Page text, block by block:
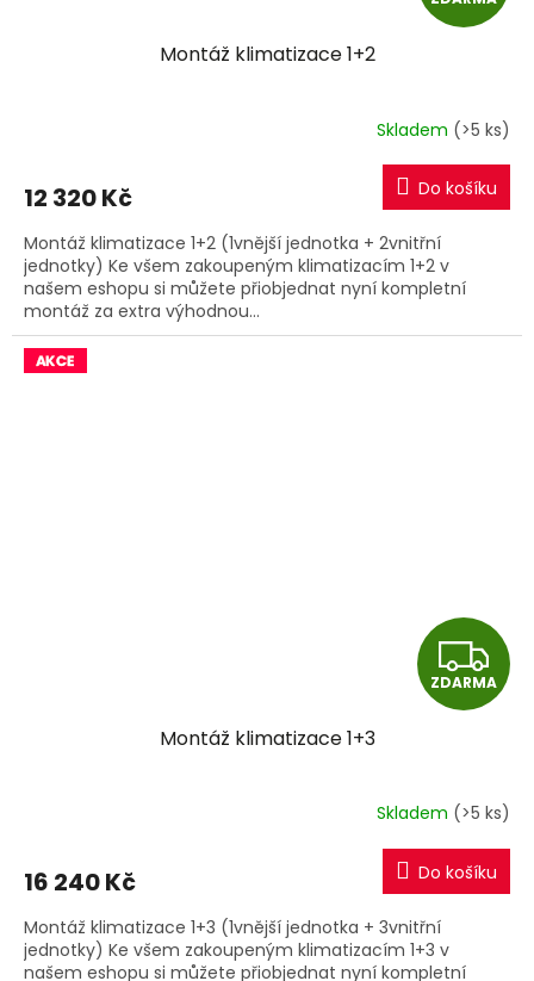
D
R
M
A
Montáž klimatizace 1+2
Skladem (>5 ks)
12 320 Kč Do košíku
Montáž klimatizace 1+2 (1vnější jednotka + 2vnitřní
jednotky) Ke všem zakoupeným klimatizacím 1+2 v
našem eshopu si můžete přiobjednat nyní kompletní
montáž za extra výhodnou...
Z
D
R
M
A
ZDARMA
Montáž klimatizace 1+3
Skladem (>5 ks)
16 240 Kč Do košíku
Montáž klimatizace 1+3 (1vnější jednotka + 3vnitřní
jednotky) Ke všem zakoupeným klimatizacím 1+3 v
našem eshopu si můžete přiobjednat nyní kompletní